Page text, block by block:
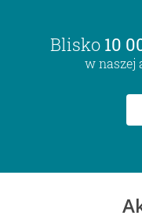
Blisko 10
w naszej